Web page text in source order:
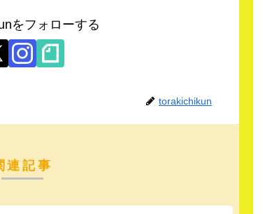
をフォローする
torakichikun
連記事